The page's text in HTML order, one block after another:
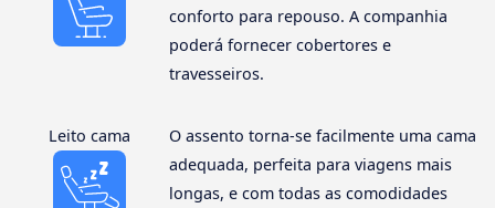
conforto para repouso. A companhia
poderá fornecer cobertores e
travesseiros.
Leito cama
O assento torna-se facilmente uma cama
adequada, perfeita para viagens mais
longas, e com todas as comodidades